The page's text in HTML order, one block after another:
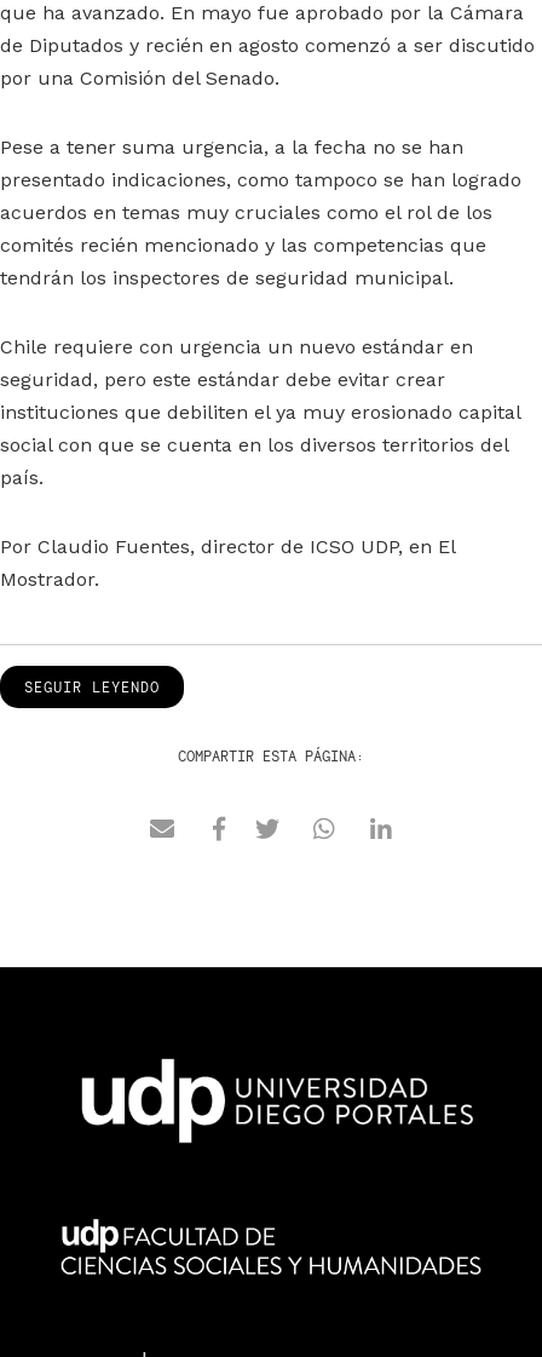
que ha avanzado. En mayo fue aprobado por la Cámara
de Diputados y recién en agosto comenzó a ser discutido
por una Comisión del Senado.
Pese a tener suma urgencia, a la fecha no se han
presentado indicaciones, como tampoco se han logrado
acuerdos en temas muy cruciales como el rol de los
comités recién mencionado y las competencias que
tendrán los inspectores de seguridad municipal.
Chile requiere con urgencia un nuevo estándar en
seguridad, pero este estándar debe evitar crear
instituciones que debiliten el ya muy erosionado capital
social con que se cuenta en los diversos territorios del
país.
Por Claudio Fuentes, director de ICSO UDP, en El
Mostrador.
SEGUIR LEYENDO
COMPARTIR ESTA PÁGINA: